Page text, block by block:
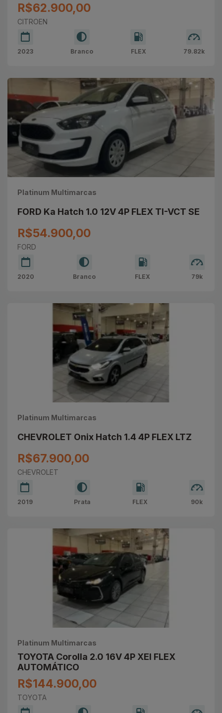
R$62.900,00
CITROEN
2023 Branco FLEX 79.82k
Platinum Multimarcas
FORD Ka Hatch 1.0 12V 4P FLEX TI-VCT SE
R$54.900,00
FORD
2020 Branco FLEX 79k
Platinum Multimarcas
CHEVROLET Onix Hatch 1.4 4P FLEX LTZ
R$67.900,00
CHEVROLET
2019 Prata FLEX 90k
Platinum Multimarcas
TOYOTA Corolla 2.0 16V 4P XEI FLEX
AUTOMÁTICO
R$144.900,00
TOYOTA